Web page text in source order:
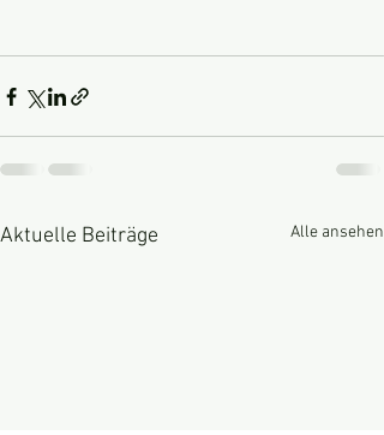
Aktuelle Beiträge Alle ansehen